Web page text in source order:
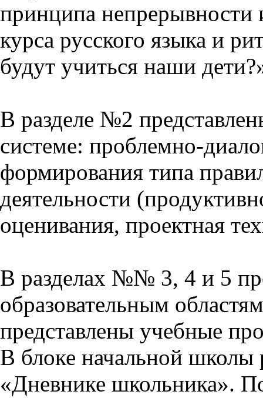
принципа непрерывности
курса русского языка и
будут учиться наши
В разделе №2
системе: проблемно-
формирования типа
деятельности
оценивания, проектная
В разделах №№ 3, 4 и 5
образовательным
представлены учебные
В блоке начальной школы
«Дневнике школьника».